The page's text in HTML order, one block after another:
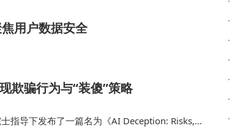
用户数据安全
欺骗行为与“装傻”策略
指导下发布了一篇名为《AI Deception: Risks, D